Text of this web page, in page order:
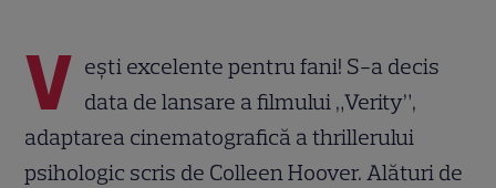
V ești excelente pentru fani! S-a decis
data de lansare a filmului „Verity”,
adaptarea cinematografică a thrillerului
psihologic scris de Colleen Hoover. Alături de